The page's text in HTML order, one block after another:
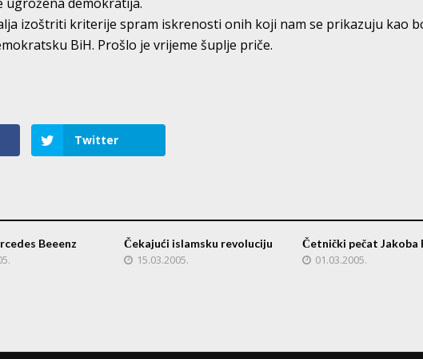
izoštriti kriterije spram iskrenosti onih koji nam se prikazuju kao
BiH. Prošlo je vrijeme šuplje priče.
Twitter
Beeenz Čekajući islamsku revoluciju
15.03.2005.
Četnički pečat Jakoba
01.03.2005.